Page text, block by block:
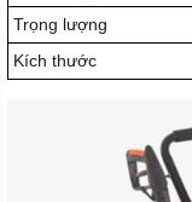
Trọng lượng
Kích thước